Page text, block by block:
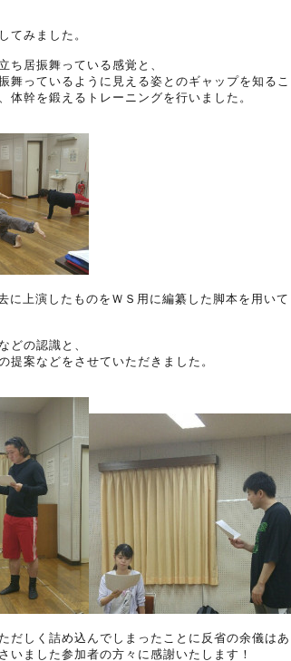
てみました。
ち居振舞っている感覚と、
舞っているように見える姿とのギャップを知る
体幹を鍛えるトレーニングを行いました。
に上演したものをＷＳ用に編纂した脚本を用いて
どの認識と、
提案などをさせていただきました。
だしく詰め込んでしまったことに反省の余儀は
いました参加者の方々に感謝いたします！